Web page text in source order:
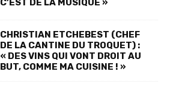
CHRISTIAN ETCHEBEST (CHEF
DE LA CANTINE DU TROQUET) :
« DES VINS QUI VONT DROIT AU
BUT, COMME MA CUISINE ! »